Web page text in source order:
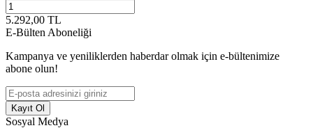
5.292,00 TL
E-Bülten Aboneliği
Kampanya ve yeniliklerden haberdar olmak için e-bültenimize
abone olun!
Kayıt Ol
Sosyal Medya